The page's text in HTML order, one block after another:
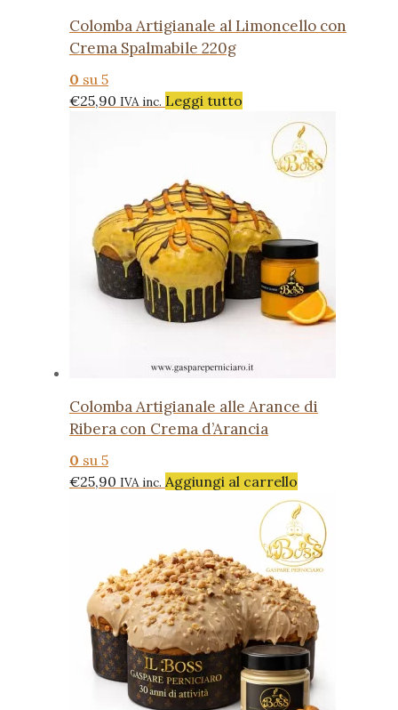
Colomba Artigianale al Limoncello con
Crema Spalmabile 220g
0 su 5
€25,90 IVA inc. Leggi tutto
Colomba Artigianale alle Arance di
Ribera con Crema d’Arancia
0 su 5
€25,90 IVA inc. Aggiungi al carrello